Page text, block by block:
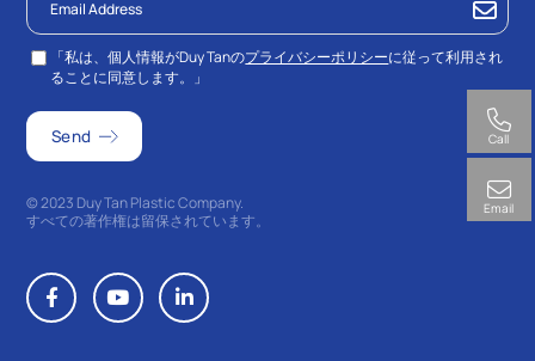
「私は、個人情報がDuy Tanのプライバシーポリシーに従って利用され
ることに同意します。」
© 2023 Duy Tan Plastic Company.
すべての著作権は留保されています。
Call
Email